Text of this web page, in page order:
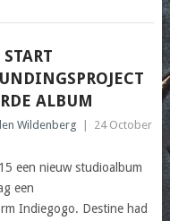
ALBUM
Wildenberg
24 October
een nieuw studioalbum
een
Indiegogo. Destine had